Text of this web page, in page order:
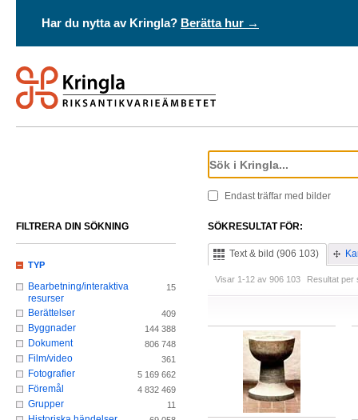
Har du nytta av Kringla? Berätta hur →
Endast träffar med bilder
SÖKRESULTAT FÖR:
Text & bild (906 103)
Visar 1-12 av 906 103 Resultat per
FILTRERA DIN SÖKNING
TYP
Bearbetning/interaktiva
resurser
15
Berättelser 409
Byggnader 144 388
Dokument 806 748
Film/video 361
Fotografier 5 169 662
Föremål 4 832 469
Grupper 11